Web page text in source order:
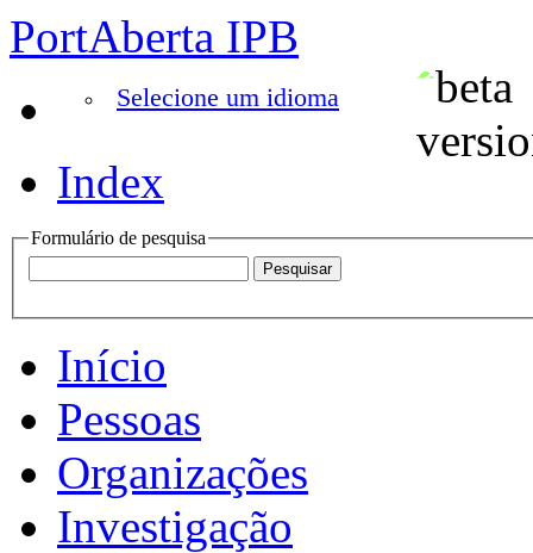
PortAberta IPB
Selecione um idioma
Index
Formulário de pesquisa
Início
Pessoas
Organizações
Investigação